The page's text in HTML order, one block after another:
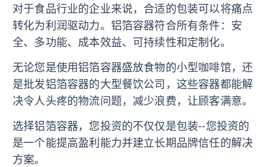
对于食品行业的企业来说，合适的包装可以将痛点
转化为利润驱动力。铝箔容器符合所有条件：安
全、多功能、成本效益、可持续性和定制化。
无论您是使用铝箔容器盛放食物的小型咖啡馆，还
是批发铝箔容器的大型餐饮公司，这些容器都能解
决令人头疼的物流问题，减少浪费，让顾客满意。
选择铝箔容器，您投资的不仅仅是包装--您投资的
是一个能提高盈利能力并建立长期品牌信任的解决
方案。